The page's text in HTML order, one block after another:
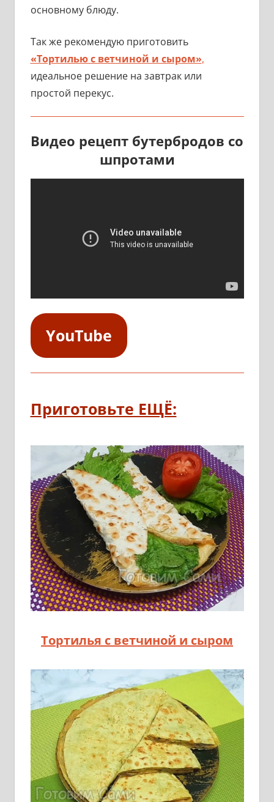
основному блюду.
Так же рекомендую приготовить
«Тортилью с ветчиной и сыром»,
идеальное решение на завтрак или
простой перекус.
Видео рецепт бутербродов со
шпротами
YouTube
Приготовьте ЕЩЁ:
Тортилья с ветчиной и сыром